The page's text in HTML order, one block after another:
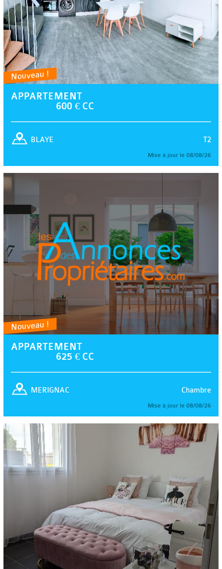
Nouveau !
APPARTEMENT
600 € CC
T2
BLAYE
Mise à jour le 08/08/26
Nouveau !
APPARTEMENT
625 € CC
Chambre
MERIGNAC
Mise à jour le 08/08/26